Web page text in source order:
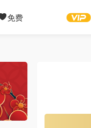
免费